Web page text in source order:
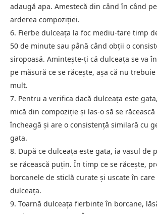
adaugă apa. Amestecă din când în când
arderea compoziției.
6. Fierbe dulceața la foc mediu-tare timp
50 de minute sau până când obții o
siropoasă. Amintește-ți că dulceața se va
pe măsură ce se răcește, așa că nu
mult.
7. Pentru a verifica dacă dulceața este
mică din compoziție și las-o să se
încheagă și are o consistență similară cu
gata.
8. După ce dulceața este gata, ia vasul de
se răcească puțin. În timp ce se răcește,
borcanele de sticlă curate și uscate în care
dulceața.
9. Toarnă dulceața fierbinte în borcane,